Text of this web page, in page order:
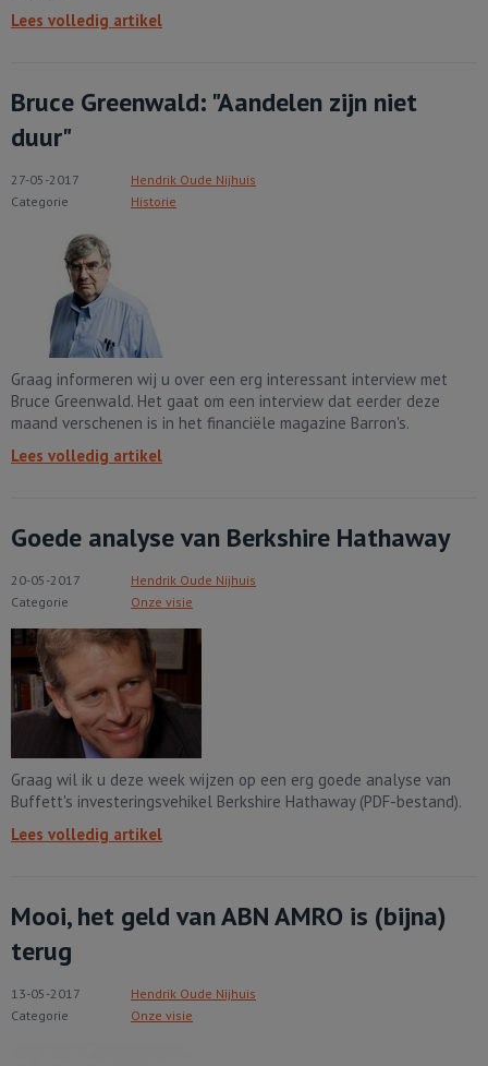
Lees volledig artikel
Bruce Greenwald: "Aandelen zijn niet
duur"
27-05-2017
Hendrik Oude Nijhuis
Categorie
Historie
Graag informeren wij u over een erg interessant interview met
Bruce Greenwald. Het gaat om een interview dat eerder deze
maand verschenen is in het financiële magazine Barron's.
Lees volledig artikel
Goede analyse van Berkshire Hathaway
20-05-2017
Hendrik Oude Nijhuis
Categorie
Onze visie
Graag wil ik u deze week wijzen op een erg goede analyse van
Buffett's investeringsvehikel Berkshire Hathaway (PDF-bestand).
Lees volledig artikel
Mooi, het geld van ABN AMRO is (bijna)
terug
13-05-2017
Hendrik Oude Nijhuis
Categorie
Onze visie